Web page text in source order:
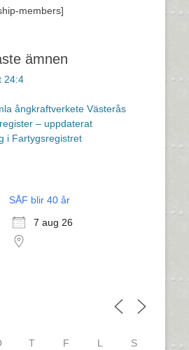
members]
ämnen
24:4
ångkraftverkete Västerås
– uppdaterat
i Fartygsregistret
SÅF blir 40 år
7 aug 26
T F L S